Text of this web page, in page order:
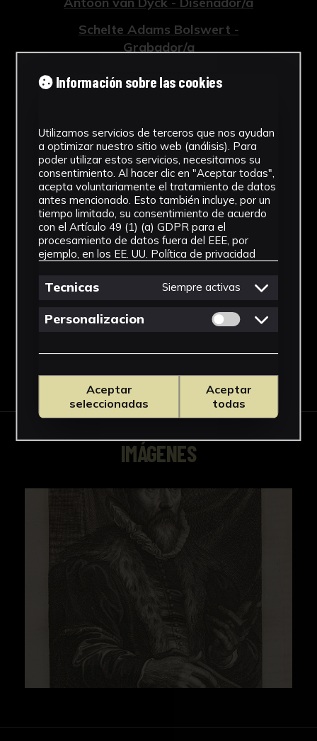
Schelte Adams Bolswert -
Grabador/a
Tipología
Cronología
1759
Estilo
Barroco
Técnica
Ver más
Descargar Ficha
IMÁGENES
Información sobre las cookies
Utilizamos servicios de terceros que nos ayudan
a optimizar nuestro sitio web (análisis). Para
poder utilizar estos servicios, necesitamos su
consentimiento. Al hacer clic en "Aceptar todas",
acepta voluntariamente el tratamiento de datos
antes mencionado. Esto también incluye, por un
tiempo limitado, su consentimiento de acuerdo
con el Artículo 49 (1) (a) GDPR para el
procesamiento de datos fuera del EEE, por
ejemplo, en los EE. UU. Política de privacidad
Tecnicas Siempre activas
Personalizacion Permitir cookies
Aceptar
seleccionadas
Aceptar
todas